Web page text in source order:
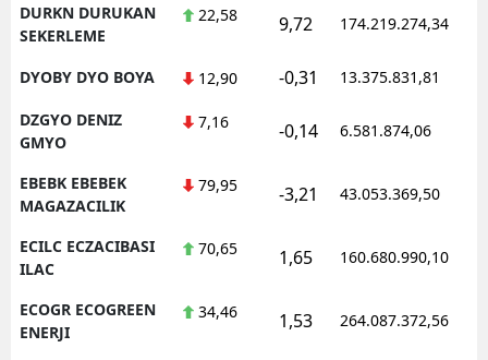
DURKN DURUKAN
SEKERLEME
22,58 9,72 174.219.274,34
DYOBY DYO BOYA 12,90 -0,31 13.375.831,81
DZGYO DENIZ
GMYO
7,16 -0,14 6.581.874,06
EBEBK EBEBEK
MAGAZACILIK
79,95 -3,21 43.053.369,50
ECILC ECZACIBASI
ILAC
70,65 1,65 160.680.990,10
ECOGR ECOGREEN
ENERJI
34,46 1,53 264.087.372,56